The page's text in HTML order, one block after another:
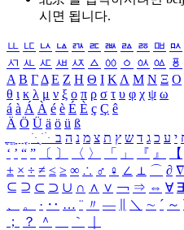
시면 됩니다.
ㅥ ㅦ ㅧ ㅨ ㅩ ㅪ ㅫ ㅬ ㅭ ㅮ ㅯ
ㅺ ㅻ ㅼ ㅽ ㅾ ㅿ ㆀ ㆁ ㆂ ㆃ ㆄ
Α Β ΓΔ Ε Ζ Η Θ Ι ΚΛ Μ Ν Ξ Ο
θ ι κ λ μ ν ξ ο π ρ σ τ υ φ χ ψ ω
á à Á À é è É È ç Ç ê
Ä Ö Ü ä ö ü ß
ִֶֹ ֻּ ׁׂ י ע כ ג ד ש ץ ת צ מ נ ה ב
‘ ’ “ ” 〔 〕 〈 〉 「 」 『 』 【
± × ÷ ≠ ≤ ≥ ∞ ∴ ♂ ♀ ∠ ⊥ ⌒ ∂ ∇
⊆ ⊇ ⊂ ⊃ ∪ ∩ ∧ ∨ ￢ ⇒ ⇔ ∀ ∃
、
。 · ‥ … ¨ 〃 ― ＼ ∼ ´ ～
；
？ ＾ ｀